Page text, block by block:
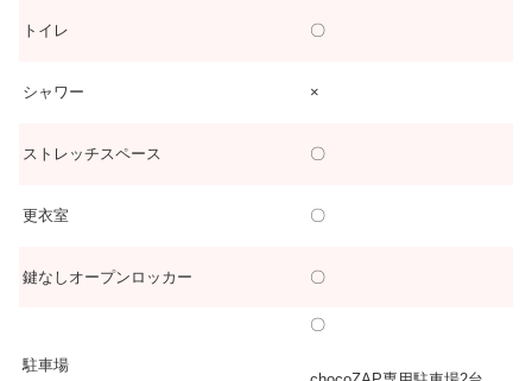
トイレ 〇
シャワー ×
ストレッチスペース 〇
更衣室 〇
鍵なしオープンロッカー 〇
駐車場
〇